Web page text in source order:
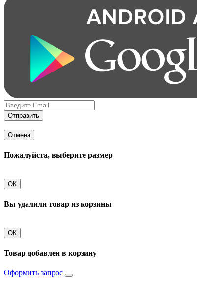
Отправить
Отмена
Пожалуйста, выберите размер
ОК
Вы удалили товар из корзины
ОК
Товар добавлен в корзину
Оформить запрос